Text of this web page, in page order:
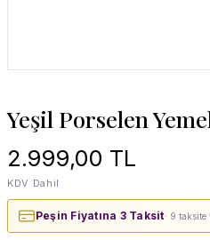
Yeşil Porselen
2.999,00 TL
KDV Dahil
Peşin Fiyatına 3 Taksit· 9